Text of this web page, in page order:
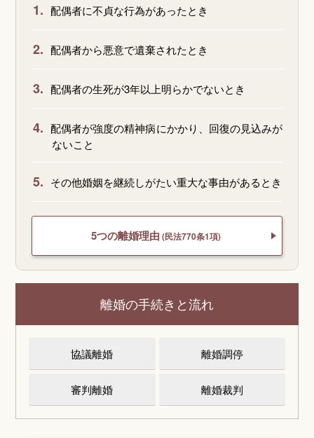
1. 配偶者に不貞な行為があったとき
2. 配偶者から悪意で遺棄されたとき
3. 配偶者の生死が3年以上明らかでないとき
4. 配偶者が強度の精神病にかかり、回復の見込みが
ないこと
5. その他婚姻を継続しがたい重大な事由があるとき
5つの離婚理由 (民法770条1項)
離婚の手続きと流れ
協議離婚 離婚調停
審判離婚 離婚裁判